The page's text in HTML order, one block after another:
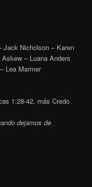
Jack Nicholson – Karen
– Luana Anders
Lea Marmer
1:28-42, más Credo
dejamos de